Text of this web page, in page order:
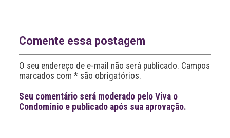
n
a
t
i
v
:
Comente essa postagem
O seu endereço de e-mail não será publicado. Campos
marcados com * são obrigatórios.
Seu comentário será moderado pelo Viva o
Condomínio e publicado após sua aprovação.